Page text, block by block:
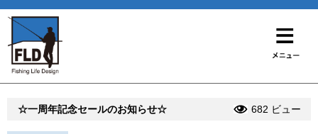
☆一周年記念セールのお知らせ☆ 682 ビュー